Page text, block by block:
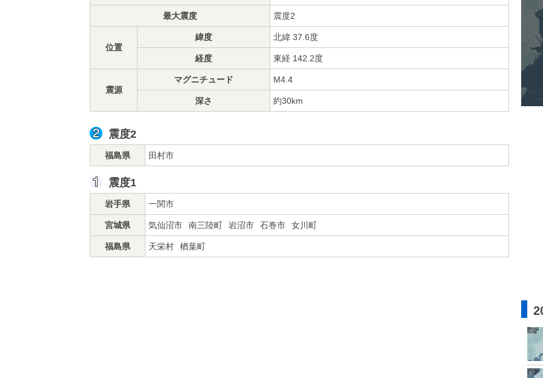
最大震度 震度2
位置
緯度 北緯 37.6度
経度 東経 142.2度
震源
マグニチュード M4.4
深さ 約30km
震度2
福島県 田村市
震度1
岩手県 一関市
宮城県 気仙沼市 南三陸町 岩沼市 石巻市 女川町
福島県 天栄村 楢葉町